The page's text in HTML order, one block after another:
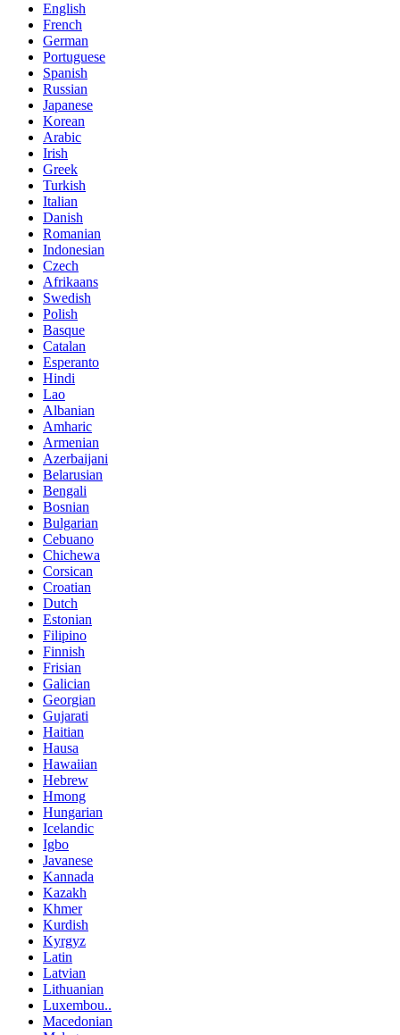
English
French
German
Portuguese
Spanish
Russian
Japanese
Korean
Arabic
Irish
Greek
Turkish
Italian
Danish
Romanian
Indonesian
Czech
Afrikaans
Swedish
Polish
Basque
Catalan
Esperanto
Hindi
Lao
Albanian
Amharic
Armenian
Azerbaijani
Belarusian
Bengali
Bosnian
Bulgarian
Cebuano
Chichewa
Corsican
Croatian
Dutch
Estonian
Filipino
Finnish
Frisian
Galician
Georgian
Gujarati
Haitian
Hausa
Hawaiian
Hebrew
Hmong
Hungarian
Icelandic
Igbo
Javanese
Kannada
Kazakh
Khmer
Kurdish
Kyrgyz
Latin
Latvian
Lithuanian
Luxembou..
Macedonian